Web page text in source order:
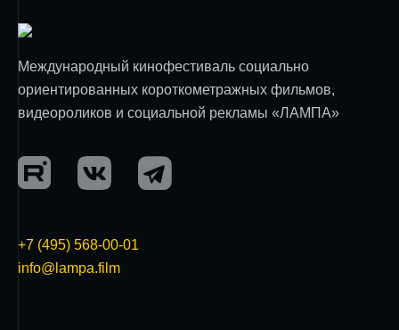
Международный кинофестиваль социально
ориентированных короткометражных фильмов,
видеороликов и социальной рекламы «ЛАМПА»
+7 (495) 568-00-01
info@lampa.film